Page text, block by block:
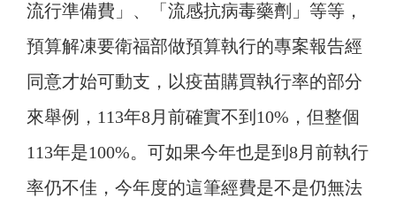
流行準備費」、「流感抗病毒藥劑」等等，
預算解凍要衛福部做預算執行的專案報告經
同意才始可動支，以疫苗購買執行率的部分
來舉例，113年8月前確實不到10%，但整個
113年是100%。可如果今年也是到8月前執行
率仍不佳，今年度的這筆經費是不是仍無法